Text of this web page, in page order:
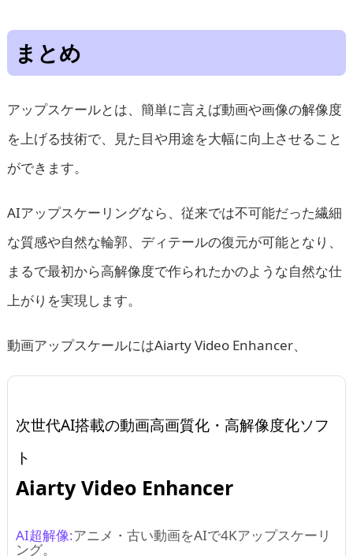
まとめ
アップスケールとは、簡単に言えば動画や画像の解像度
を上げる技術で、見た目や用途を大幅に向上させること
ができます。
AIアップスケーリングなら、従来では不可能だった繊細
な質感や自然な輪郭、ディテールの復元が可能となり、
まるで最初から高解像度で作られたかのような自然な仕
上がりを実現します。
動画アップスケールにはAiarty Video Enhancer、
次世代AI搭載の動画高画質化・高解像度化ソフ
ト
Aiarty Video Enhancer
AI超解像:アニメ・古い動画をAIで4Kアップスケーリ
ング。